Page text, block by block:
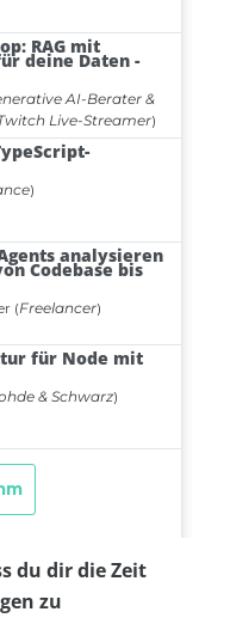
du dir die Zeit
zu